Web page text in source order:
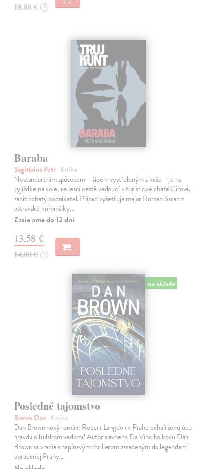
18,80 € ?
Baraba
Sagitarius Petr| Kniha
Nestandardním způsobem – šípem vystřeleným z kuše – je na
vyjížďce na kole, na lesní cestě vedoucí k turistické chatě Girová,
zabit bohatý podnikatel. Případ vyšetřuje major Roman Saran z
ostravské kriminálky…
Zasielame do 12 dní
13,58 €
14,00 € ?
na sklade
Posledné tajomstvo
Brown Dan | Kniha
Dan Brown nový román: Robert Langdon v Prahe odhalí šokujúcu
pravdu o ľudskom vedomí! Autor slávneho Da Vinciho kódu Dan
Brown sa vracia s napínavým thrillerom zasadeným do legendami
opradenej Prahy.…